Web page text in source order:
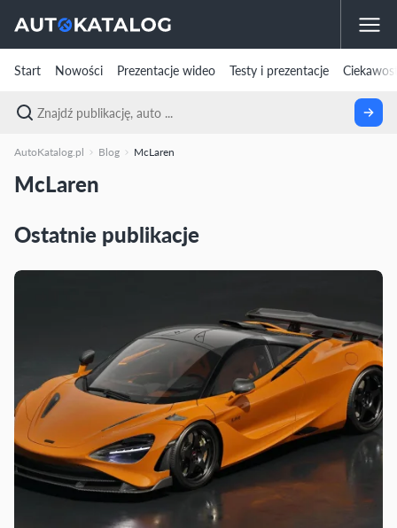
Start Nowości Prezentacje wideo Testy i prezentacje
AutoKatalog.pl Blog McLaren
McLaren
Ostatnie publikacje